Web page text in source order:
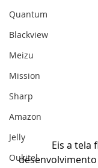
Quantum
Blackview
Meizu
Mission
Sharp
Amazon
Jelly
Oukitel
desenvolvimento